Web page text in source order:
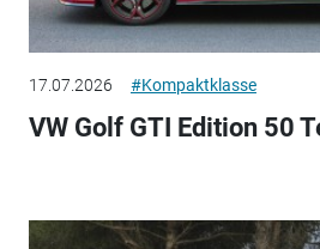
17.07.2026 #Kompaktklasse
VW Golf GTI Edition 50